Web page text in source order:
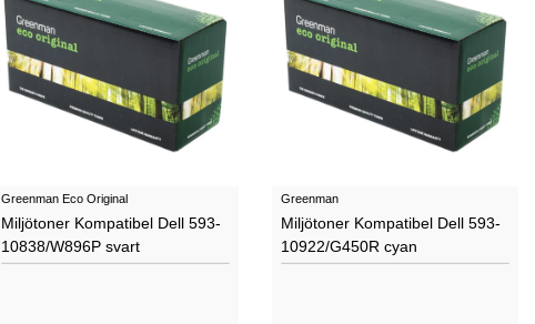
Greenman Eco Original
Miljötoner Kompatibel Dell 593-
10838/W896P svart
Greenman
Miljötoner Kompatibel Dell 593-
10922/G450R cyan